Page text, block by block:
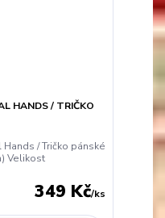
HANDS / TRIČKO
Hands / Tričko pánské
Velikost
349 Kč/ks